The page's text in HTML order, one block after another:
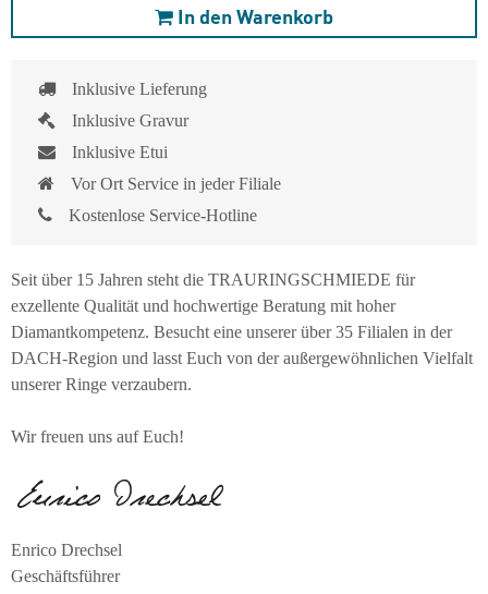
In den Warenkorb
Inklusive Lieferung
Inklusive Gravur
Inklusive Etui
Vor Ort Service in jeder Filiale
Kostenlose Service-Hotline
Seit über 15 Jahren steht die TRAURINGSCHMIEDE für
exzellente Qualität und hochwertige Beratung mit hoher
Diamantkompetenz. Besucht eine unserer über 35 Filialen in der
DACH-Region und lasst Euch von der außergewöhnlichen Vielfalt
unserer Ringe verzaubern.
Wir freuen uns auf Euch!
Enrico Drechsel
Geschäftsführer